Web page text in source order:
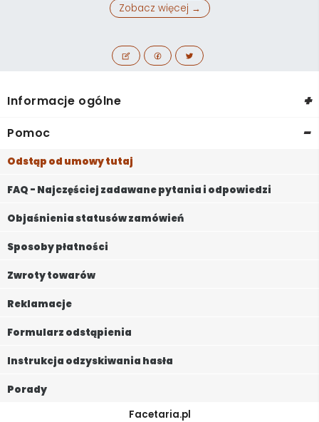
Zobacz więcej →
Informacje ogólne +
Pomoc -
Odstąp od umowy tutaj
FAQ - Najczęściej zadawane pytania i odpowiedzi
Objaśnienia statusów zamówień
Sposoby płatności
Zwroty towarów
Reklamacje
Formularz odstąpienia
Instrukcja odzyskiwania hasła
Porady
Facetaria.pl